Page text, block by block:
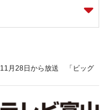
11月28日から放送 「ビッグ